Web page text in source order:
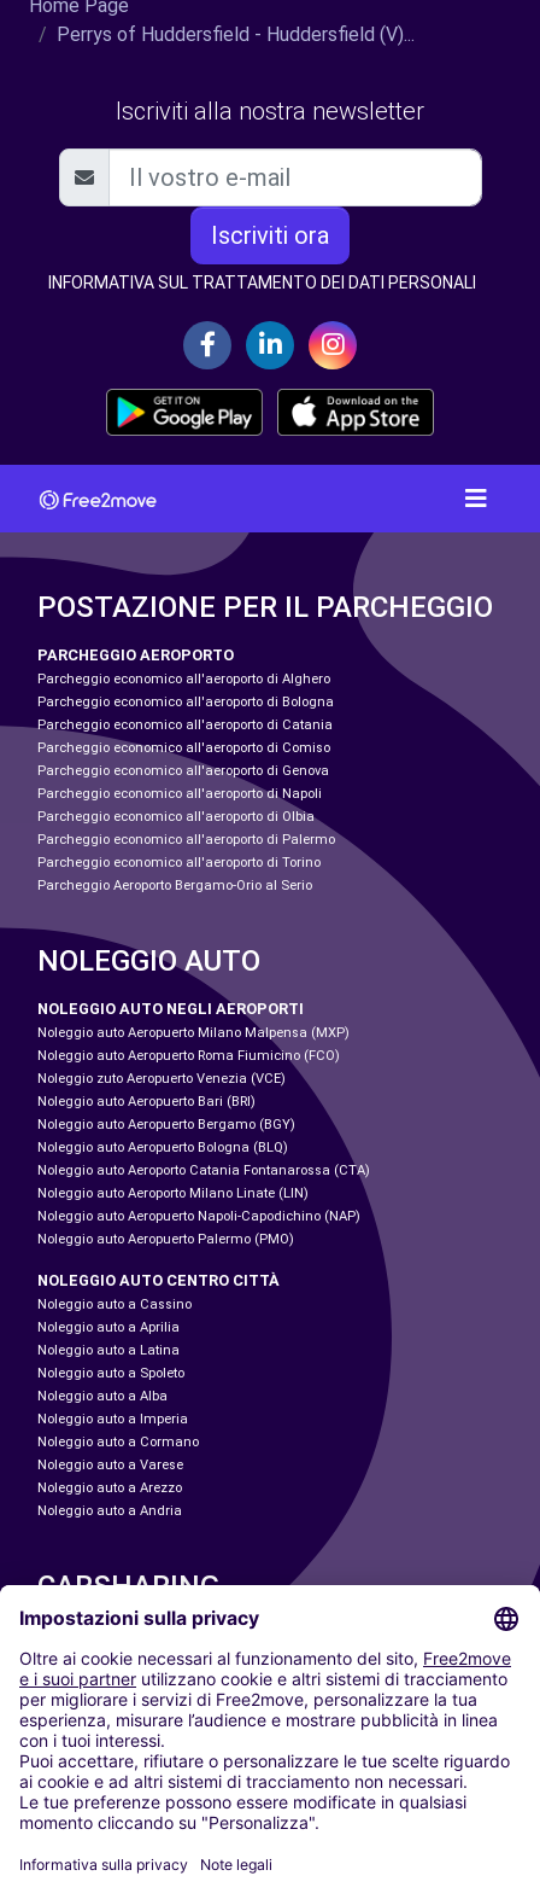
Home Page
Perrys of Huddersfield - Huddersfield (V)...
Iscriviti alla nostra newsletter
Iscriviti ora
INFORMATIVA SUL TRATTAMENTO DEI DATI PERSONALI
POSTAZIONE PER IL PARCHEGGIO
PARCHEGGIO AEROPORTO
Parcheggio economico all'aeroporto di Alghero
Parcheggio economico all'aeroporto di Bologna
Parcheggio economico all'aeroporto di Catania
Parcheggio economico all'aeroporto di Comiso
Parcheggio economico all'aeroporto di Genova
Parcheggio economico all'aeroporto di Napoli
Parcheggio economico all'aeroporto di Olbia
Parcheggio economico all'aeroporto di Palermo
Parcheggio economico all'aeroporto di Torino
Parcheggio Aeroporto Bergamo-Orio al Serio
NOLEGGIO AUTO
NOLEGGIO AUTO NEGLI AEROPORTI
Noleggio auto Aeropuerto Milano Malpensa (MXP)
Noleggio auto Aeropuerto Roma Fiumicino (FCO)
Noleggio zuto Aeropuerto Venezia (VCE)
Noleggio auto Aeropuerto Bari (BRI)
Noleggio auto Aeropuerto Bergamo (BGY)
Noleggio auto Aeropuerto Bologna (BLQ)
Noleggio auto Aeroporto Catania Fontanarossa (CTA)
Noleggio auto Aeroporto Milano Linate (LIN)
Noleggio auto Aeropuerto Napoli-Capodichino (NAP)
Noleggio auto Aeropuerto Palermo (PMO)
NOLEGGIO AUTO CENTRO CITTÀ
Noleggio auto a Cassino
Noleggio auto a Aprilia
Noleggio auto a Latina
Noleggio auto a Spoleto
Noleggio auto a Alba
Noleggio auto a Imperia
Noleggio auto a Cormano
Noleggio auto a Varese
Noleggio auto a Arezzo
Noleggio auto a Andria
CARSHARING
LE NOSTRE CITTÀ
Paris
Madrid
Washington DC
Milano
Roma
Torino
Vienna
Berlino
Düsseldorf